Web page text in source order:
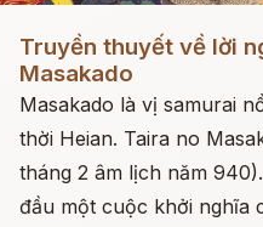
Đọc ngay
Truyền thuyết về lời
Masakado
Masakado là vị samurai
thời Heian. Taira no
tháng 2 âm lịch năm
đầu một cuộc khởi nghĩa